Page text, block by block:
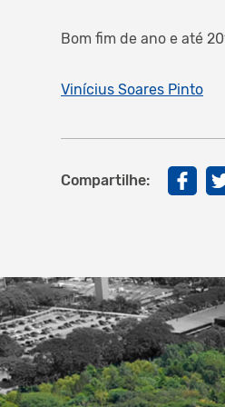
Bom fim de ano e até
Vinícius Soares Pinto
Compartilhe: